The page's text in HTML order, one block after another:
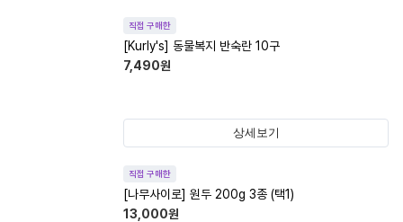
직접 구매한
[Kurly's] 동물복지 반숙란 10구
7,490원
상세보기
직접 구매한
[나무사이로] 원두 200g 3종 (택1)
13,000원